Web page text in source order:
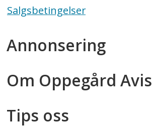
Salgsbetingelser
Annonsering
Om Oppegård Avis
Tips oss